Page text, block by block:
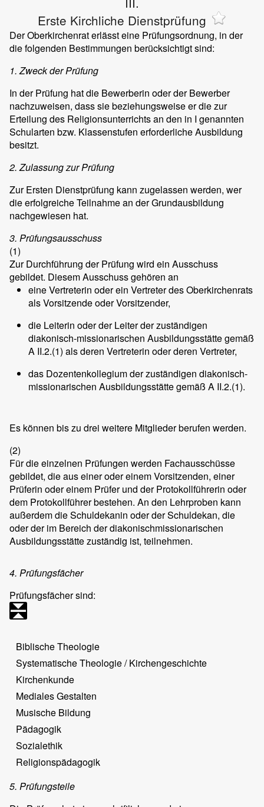
Erste Kirchliche Dienstprüfung
Der Oberkirchenrat erlässt eine Prüfungsordnung, in der
die folgenden Bestimmungen berücksichtigt sind:
1. Zweck der Prüfung
In der Prüfung hat die Bewerberin oder der Bewerber
nachzuweisen, dass sie beziehungsweise er die zur
Erteilung des Religionsunterrichts an den in I genannten
Schularten bzw. Klassenstufen erforderliche Ausbildung
besitzt.
2. Zulassung zur Prüfung
Zur Ersten Dienstprüfung kann zugelassen werden, wer
die erfolgreiche Teilnahme an der Grundausbildung
nachgewiesen hat.
3. Prüfungsausschuss
(1)
Zur Durchführung der Prüfung wird ein Ausschuss
gebildet. Diesem Ausschuss gehören an
eine Vertreterin oder ein Vertreter des Oberkirchenrats
als Vorsitzende oder Vorsitzender,
die Leiterin oder der Leiter der zuständigen
diakonisch-missionarischen Ausbildungsstätte gemäß
A II.2.(1) als deren Vertreterin oder deren Vertreter,
das Dozentenkollegium der zuständigen diakonisch-
missionarischen Ausbildungsstätte gemäß A II.2.(1).
Es können bis zu drei weitere Mitglieder berufen werden.
(2)
Für die einzelnen Prüfungen werden Fachausschüsse
gebildet, die aus einer oder einem Vorsitzenden, einer
Prüferin oder einem Prüfer und der Protokollführerin oder
dem Protokollführer bestehen. An den Lehrproben kann
außerdem die Schuldekanin oder der Schuldekan, die
oder der im Bereich der diakonischmissionarischen
Ausbildungsstätte zuständig ist, teilnehmen.
4. Prüfungsfächer
Prüfungsfächer sind:
Biblische Theologie
Systematische Theologie / Kirchengeschichte
Kirchenkunde
Mediales Gestalten
Musische Bildung
Pädagogik
Sozialethik
Religionspädagogik
5. Prüfungsteile